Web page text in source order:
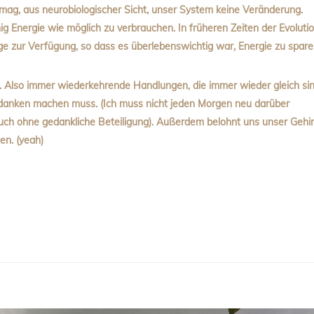
aus neurobiologischer Sicht, unser System keine Veränderung.
Energie wie möglich zu verbrauchen. In früheren Zeiten der
zur Verfügung, so dass es überlebenswichtig war, Energie zu
immer wiederkehrende Handlungen, die immer wieder gleich
machen muss. (Ich muss nicht jeden Morgen neu darüber
ohne gedankliche Beteiligung). Außerdem belohnt uns unser
(yeah)